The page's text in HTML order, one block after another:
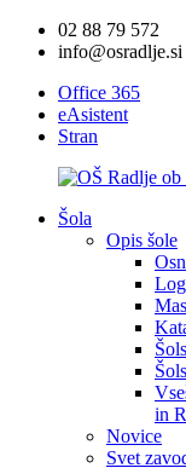
02 88 79 572
info@osradlje.si
Office 365
eAsistent
Stran
Šola
Opis šole
in
Novice
Svet